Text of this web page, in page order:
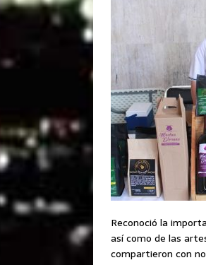
Reconoció la
así como de las
compartieron con